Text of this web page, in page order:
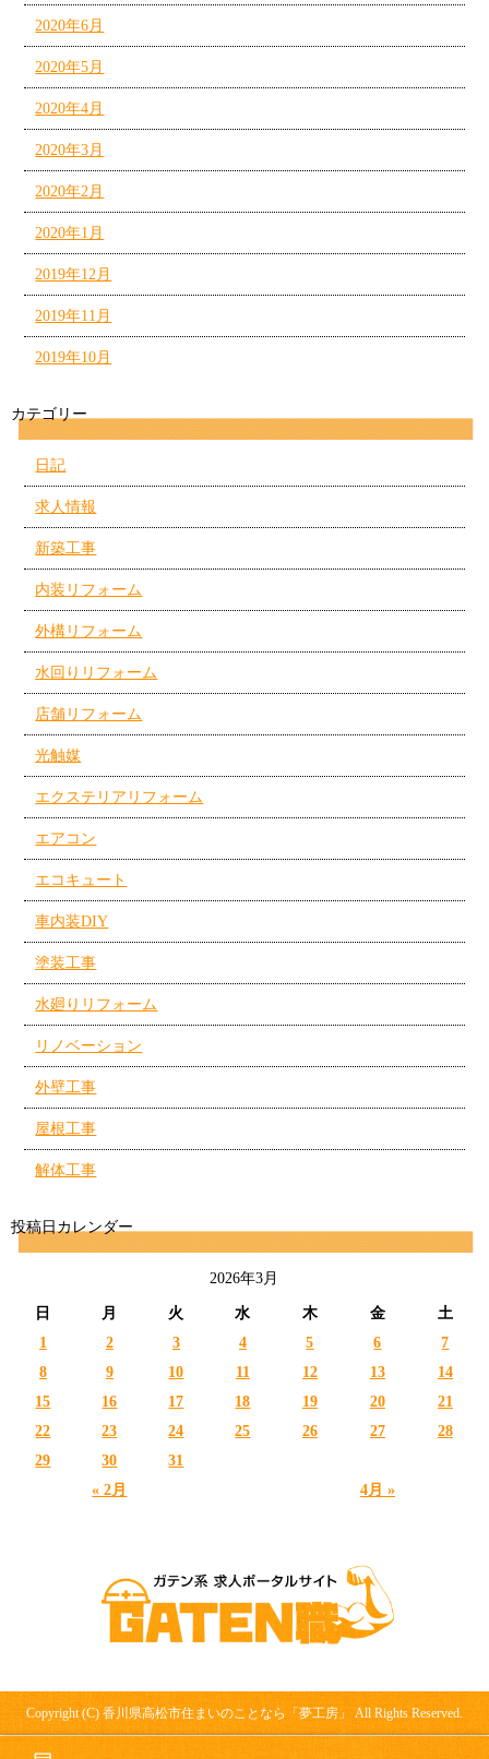
2020年6月
2020年5月
2020年4月
2020年3月
2020年2月
2020年1月
2019年12月
2019年11月
2019年10月
カテゴリー
日記
求人情報
新築工事
内装リフォーム
外構リフォーム
水回りリフォーム
店舗リフォーム
光触媒
エクステリアリフォーム
エアコン
エコキュート
車内装DIY
塗装工事
水廻りリフォーム
リノベーション
外壁工事
屋根工事
解体工事
投稿日カレンダー
2026年3月
日 月 火 水 木 金 土
« 2月 4月 »
1 2 3 4 5 6
7
8
9 10 11 12 13
14
15
16 17 18 19 20
21
22
23 24 25 26 27
28
29
30 31
Copyright (C) 香川県高松市住まいのことなら「夢工房」 All Rights Reserved.